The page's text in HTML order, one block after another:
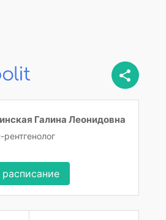
Галина Леонидовна
рентгенолог